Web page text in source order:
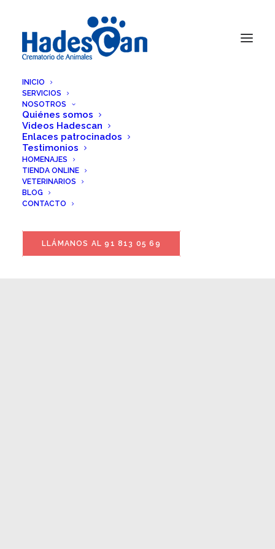
INICIO
SERVICIOS
NOSOTROS
Quiénes somos
Videos Hadescan
Enlaces patrocinados
Testimonios
HOMENAJES
TIENDA ONLINE
VETERINARIOS
BLOG
CONTACTO
LLÁMANOS AL 91 813 05 69